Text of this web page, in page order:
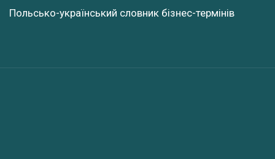
Польсько-український словник бізнес-термінів